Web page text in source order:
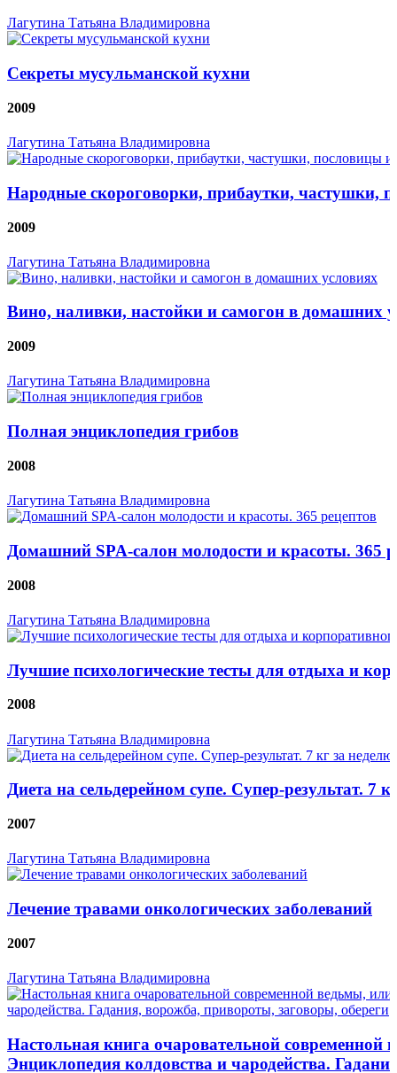
Лагутина Татьяна Владимировна
Секреты мусульманской кухни
2009
Лагутина Татьяна Владимировна
Народные скороговорки, прибаутки, частушки,
2009
Лагутина Татьяна Владимировна
Вино, наливки, настойки и самогон в домашних
2009
Лагутина Татьяна Владимировна
Полная энциклопедия грибов
2008
Лагутина Татьяна Владимировна
Домашний SPA-салон молодости и красоты. 365
2008
Лагутина Татьяна Владимировна
Лучшие психологические тесты для отдыха и
2008
Лагутина Татьяна Владимировна
Диета на сельдерейном супе. Супер-результат. 7
2007
Лагутина Татьяна Владимировна
Лечение травами онкологических заболеваний
2007
Лагутина Татьяна Владимировна
Настольная книга очаровательной современной
Энциклопедия колдовства и чародейства.